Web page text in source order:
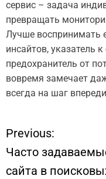
сервис – задача
превращать
Лучше воспринимать
инсайтов, указатель
предохранитель от
вовремя замечает
всегда на шаг
Н
а
Previous:
Часто
сайта в